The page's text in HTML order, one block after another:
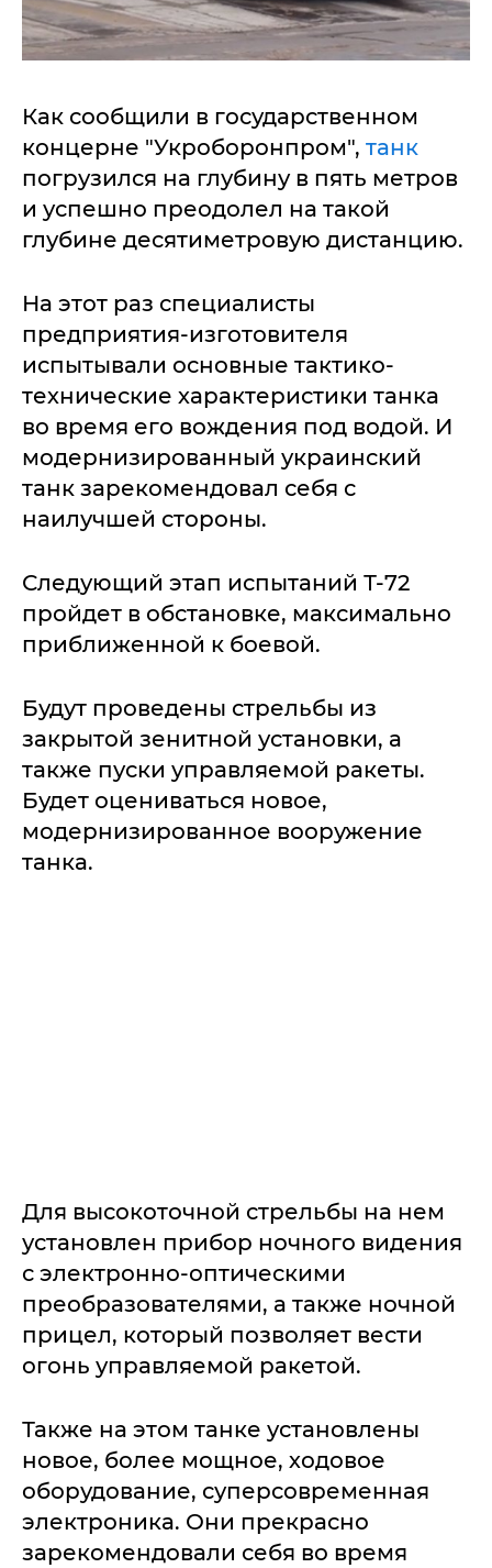
Как сообщили в государственном
концерне "Укроборонпром", танк
погрузился на глубину в пять метров
и успешно преодолел на такой
глубине десятиметровую дистанцию.
На этот раз специалисты
предприятия-изготовителя
испытывали основные тактико-
технические характеристики танка
во время его вождения под водой. И
модернизированный украинский
танк зарекомендовал себя с
наилучшей стороны.
Следующий этап испытаний Т-72
пройдет в обстановке, максимально
приближенной к боевой.
Будут проведены стрельбы из
закрытой зенитной установки, а
также пуски управляемой ракеты.
Будет оцениваться новое,
модернизированное вооружение
танка.
Для высокоточной стрельбы на нем
установлен прибор ночного видения
с электронно-оптическими
преобразователями, а также ночной
прицел, который позволяет вести
огонь управляемой ракетой.
Также на этом танке установлены
новое, более мощное, ходовое
оборудование, суперсовременная
электроника. Они прекрасно
зарекомендовали себя во время